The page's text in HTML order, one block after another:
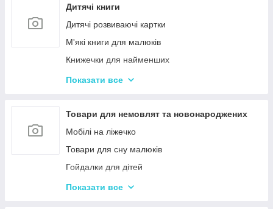
Машинки іграшкові для дітей
Дитяче кермо
Іграшка Неваляшка
Каталки з ручкою і на мотузочці
Розвиваючі килимки
Магнітна риболовля для дітей
Стрибуни для дітей
Дитячі книги
Дитячі розвиваючі картки
М'які книги для малюків
Книжечки для найменших
Книги з наклейками
Книги для дітей початкових класів
Книги для підлітків
Енциклопедії для дітей
Показати все
Товари для немовлят та новонароджених
Мобілі на ліжечко
Товари для сну малюків
Гойдалки для дітей
Дитячі горщики
Показати все